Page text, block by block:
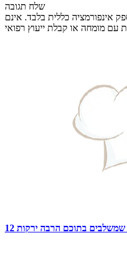
שלח תגובה
אינפורמציה כללית בלבד. אינם
שמשלבים בתוכם הרבה ירקות